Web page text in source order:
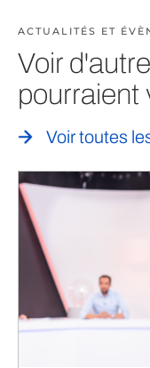
ACTUALITÉS ET
Voir
pourraient
Voir toutes